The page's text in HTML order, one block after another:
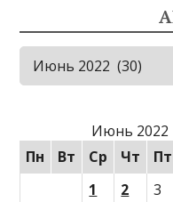
Архивы
Июнь 2022
Пн
Вт Ср Чт Пт
1
2 3